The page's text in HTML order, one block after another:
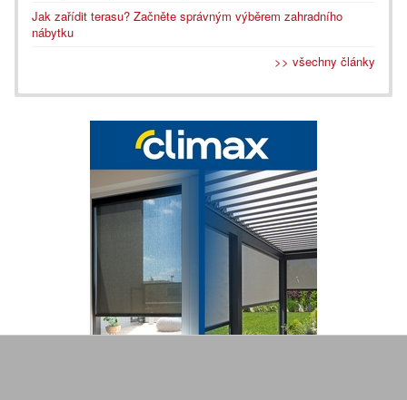
Jak zařídit terasu? Začněte správným výběrem zahradního
nábytku
>> všechny články